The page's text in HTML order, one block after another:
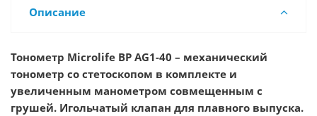
Описание
Тонометр Microlife BP AG1-40 – механический
тонометр со стетоскопом в комплекте и
увеличенным манометром совмещенным с
грушей. Игольчатый клапан для плавного выпуска.